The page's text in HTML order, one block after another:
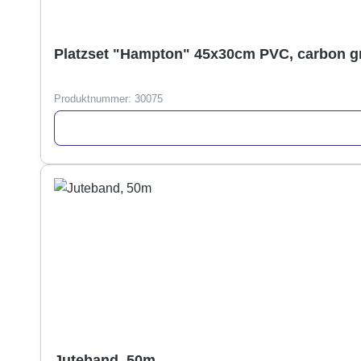
Platzset "Hampton" 45x30cm PVC, carbon
Produktnummer: 30075